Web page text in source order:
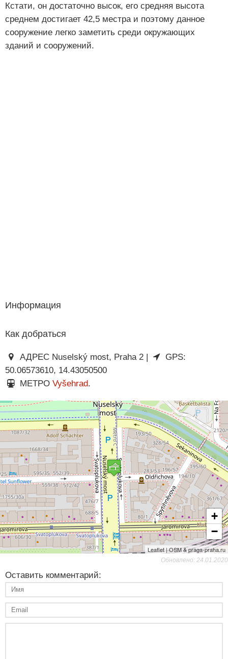
Кстати, он достаточно высок, его средняя высота
среднем достигает 42,5 местра и поэтому данное
сооружение легко заметить среди окружающих
зданий и сооружений.
Информация
Как добраться
АДРЕС Nuselský most, Praha 2 |
GPS:
50.06573610, 14.43050500
МЕТРО Vyšehrad.
+
−
Leaflet | OSM & praga-praha.ru
Обновлено: 24.01.2020
Оставить комментарий: